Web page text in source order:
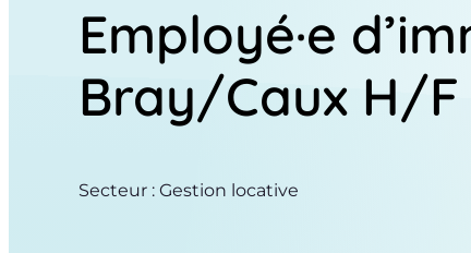
Employé·e
Bray/Caux H/F
Secteur : Gestion locative